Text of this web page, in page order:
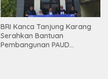
BRI Kanca Tanjung Karang
Serahkan Bantuan
Pembangunan PAUD